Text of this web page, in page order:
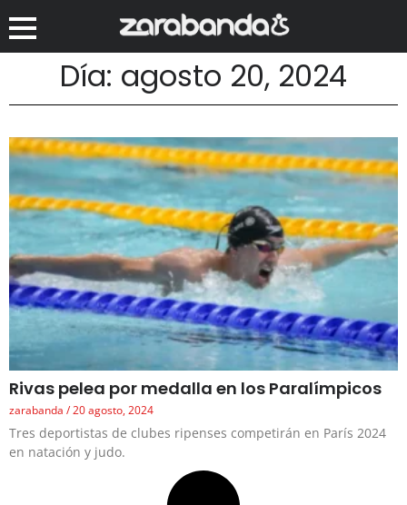
Día: agosto 20, 2024
Rivas pelea por medalla en los Paralímpicos
zarabanda 20 agosto, 2024
Tres deportistas de clubes ripenses competirán en París 2024
en natación y judo.